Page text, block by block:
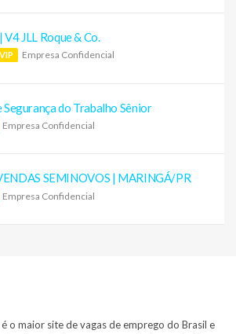
JLL Roque & Co.
VIP Empresa Confidencial
Segurança do Trabalho Sênior
Empresa Confidencial
SEMINOVOS | MARINGÁ/PR
Empresa Confidencial
o maior site de vagas de emprego do Brasil e